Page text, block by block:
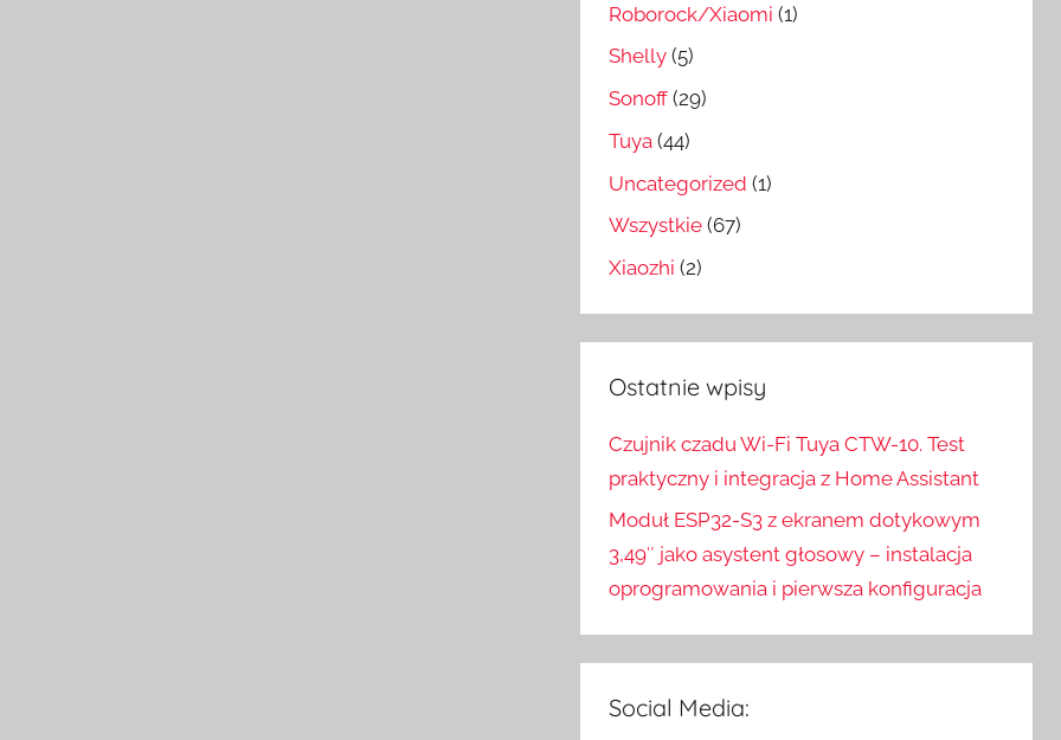
Roborock/Xiaomi (1)
Shelly (5)
Sonoff (29)
Tuya (44)
Uncategorized (1)
Wszystkie (67)
Xiaozhi (2)
Ostatnie wpisy
Czujnik czadu Wi-Fi Tuya CTW-10. Test
praktyczny i integracja z Home Assistant
Moduł ESP32-S3 z ekranem dotykowym
3,49″ jako asystent głosowy – instalacja
oprogramowania i pierwsza konfiguracja
Social Media: